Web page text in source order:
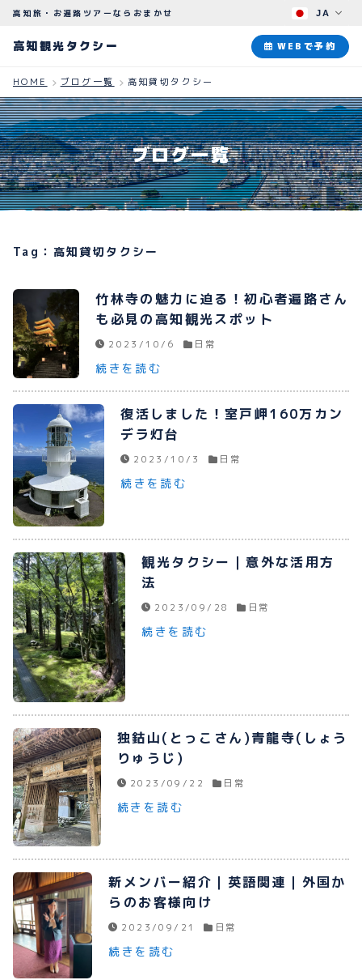
高知観光タクシー
ABOUT
観光タクシーについて
PLAN
観光プラン
ブログ
よくある質問
プライバシーポリシー
お問い合わせ
メールで予約
WEBで予約
JA
高知旅・お遍路ツアーならおまかせ
高知観光タクシー WEBで予約
HOME ブログ一覧 高知貸切タクシー
ブログ一覧
Tag：高知貸切タクシー
竹林寺の魅力に迫る！初心者遍路さん
も必見の高知観光スポット
2023/10/6 日常
続きを読む
復活しました！室戸岬160万カン
デラ灯台
2023/10/3 日常
続きを読む
観光タクシー｜意外な活用方
法
2023/09/28 日常
続きを読む
独鈷山(とっこさん)青龍寺(しょう
りゅうじ)
2023/09/22 日常
続きを読む
新メンバー紹介｜英語関連｜外国か
らのお客様向け
2023/09/21 日常
続きを読む